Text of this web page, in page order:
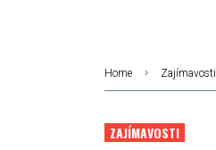
Home Zajímavosti
ZAJÍMAVOSTI